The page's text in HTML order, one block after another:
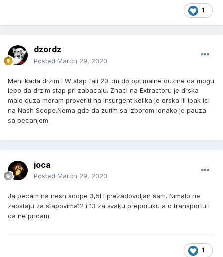
1
dzordz
Posted March 29, 2020
Meni kada drzim FW stap fali 20 cm do optimalne duzine da mogu
lepo da drzim stap pri zabacaju. Znaci na Extractoru je drska
malo duza moram proveriti na Insurgent kolika je drska ili ipak ici
na Nash Scope.Nema gde da zurim sa izborom ionako je pauza
sa pecanjem.
joca
Posted March 29, 2020
Ja pecam na nesh scope 3,5l I prezadovoljan sam. Nimalo ne
zaostaju za stapovima12 i 13 za svaku preporuku a o transportu i
da ne pricam
1